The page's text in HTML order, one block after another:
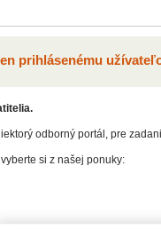
prihlásenému
odborný portál, pre
si z našej ponuky: